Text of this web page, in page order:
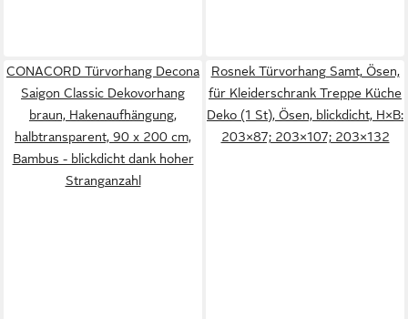
CONACORD Türvorhang Decona
Saigon Classic Dekovorhang
braun, Hakenaufhängung,
halbtransparent, 90 x 200 cm,
Bambus - blickdicht dank hoher
Stranganzahl
Rosnek Türvorhang Samt, Ösen,
für Kleiderschrank Treppe Küche
Deko (1 St), Ösen, blickdicht, H×B:
203×87; 203×107; 203×132